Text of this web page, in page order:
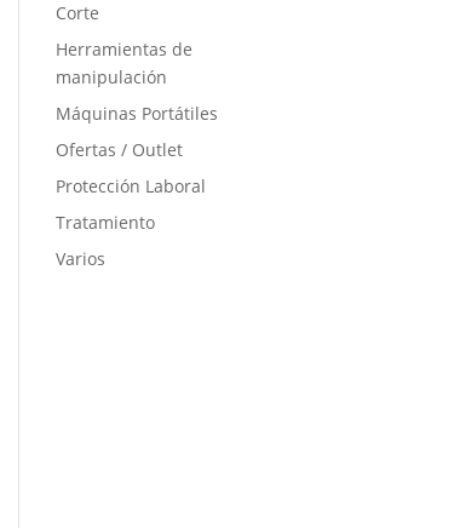
Corte
Herramientas de
manipulación
Máquinas Portátiles
Ofertas / Outlet
Protección Laboral
Tratamiento
Varios